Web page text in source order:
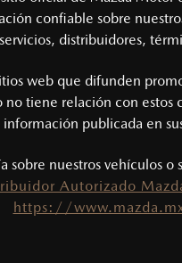
confiable sobre
servicios, distribuidores,
web que difunden
tiene relación con estos
información publicada en
sobre nuestros vehículos
Autorizado
https://